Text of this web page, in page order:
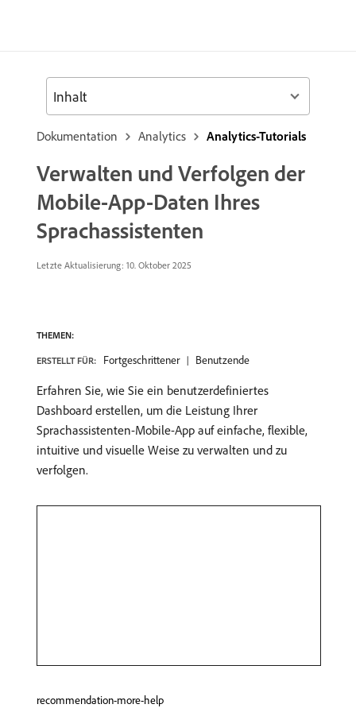
Dokumentation Analytics Analytics-Tutorials
Verwalten und Verfolgen der
Mobile-App-Daten Ihres
Sprachassistenten
Letzte Aktualisierung: 10. Oktober 2025
THEMEN:
ERSTELLT FÜR: Fortgeschrittener Benutzende
Erfahren Sie, wie Sie ein benutzerdefiniertes
Dashboard erstellen, um die Leistung Ihrer
Sprachassistenten-Mobile-App auf einfache, flexible,
intuitive und visuelle Weise zu verwalten und zu
verfolgen.
recommendation-more-help
Inhalt